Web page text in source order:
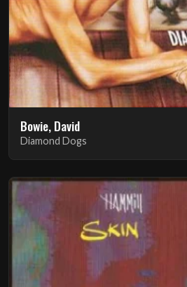
Bowie, David
Diamond Dogs